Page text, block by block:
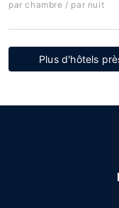
par chambre / par nuit
Plus d'hôtels